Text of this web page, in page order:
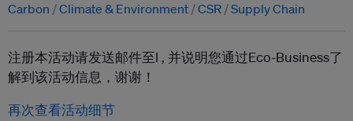
Carbon Climate & Environment CSR Supply Chain
注册本活动请发送邮件至l , 并说明您通过Eco-Business了
解到该活动信息，谢谢！
再次查看活动细节